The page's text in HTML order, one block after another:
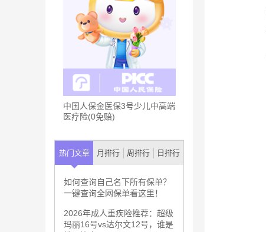
中国人保金医保3号少儿中高端
医疗险(0免赔)
热门文章 月排行 周排行 日排行
如何查询自己名下所有保单？
一键查询全网保单看这里！
2026年成人重疾险推荐：超级
玛丽16号vs达尔文12号，谁是